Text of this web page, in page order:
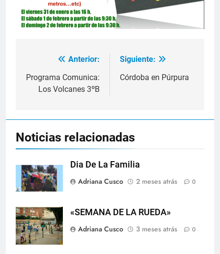
Navegación
de
Anterior:
Programa Comunica:
Los Volcanes 3ºB
Siguiente:
Córdoba en Púrpura
Noticias relacionadas
Dia De La Familia
Adriana Cusco
2 meses atrás 0
«SEMANA DE LA RUEDA»
Adriana Cusco
3 meses atrás 0